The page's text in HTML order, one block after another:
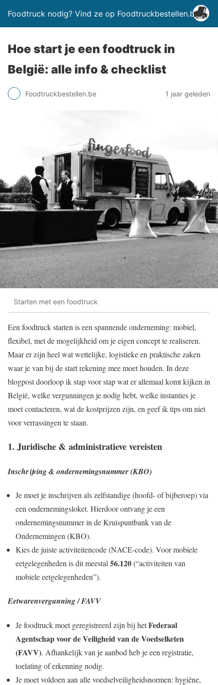
Foodtruck nodig? Vind ze op Foodtruckbestellen.be
Hoe start je een foodtruck in
België: alle info & checklist
Foodtruckbestellen.be 1 jaar geleden
Starten met een foodtruck
Een foodtruck starten is een spannende onderneming: mobiel,
flexibel, met de mogelijkheid om je eigen concept te realiseren.
Maar er zijn heel wat wettelijke, logistieke en praktische zaken
waar je van bij de start rekening mee moet houden. In deze
blogpost doorloop ik stap voor stap wat er allemaal komt kijken in
België, welke vergunningen je nodig hebt, welke instanties je
moet contacteren, wat de kostprijzen zijn, en geef ik tips om niet
voor verrassingen te staan.
1. Juridische & administratieve vereisten
Inschrijving & ondernemingsnummer (KBO)
Je moet je inschrijven als zelfstandige (hoofd- of bijberoep) via
een ondernemingsloket. Hierdoor ontvang je een
ondernemingsnummer in de Kruispuntbank van de
Ondernemingen (KBO).
Kies de juiste activiteitencode (NACE-code). Voor mobiele
eetgelegenheden is dit meestal56.120(“activiteiten van
mobiele eetgelegenheden”).
Eetwarenvergunning / FAVV
Je foodtruck moet geregistreerd zijn bij hetFederaal
Agentschap voor de Veiligheid van de Voedselketen
(FAVV). Afhankelijk van je aanbod heb je een registratie,
toelating of erkenning nodig.
Je moet voldoen aan alle voedselveiligheidsnormen: hygiëne,